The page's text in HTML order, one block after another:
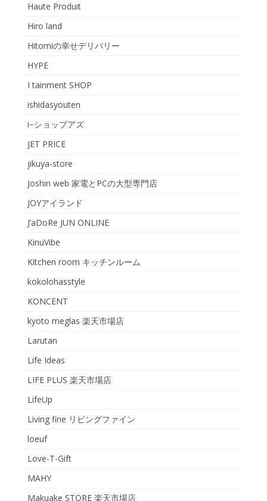
Haute Produit
Hiro land
Hitomiの幸せデリバリー
HYPE
I tainment SHOP
ishidasyouten
i−ショップアズ
JET PRICE
jikuya-store
Joshin web 家電とPCの大型専門店
JOYアイランド
J’aDoRe JUN ONLINE
KinuVibe
Kitchen room キッチンルーム
kokolohasstyle
KONCENT
kyoto meglas 楽天市場店
Larutan
Life Ideas
LIFE PLUS 楽天市場店
LifeUp
Living fine リビングファイン
loeuf
Love-T-Gift
MAHY
Makuake STORE 楽天市場店